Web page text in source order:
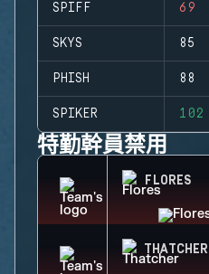
SPIFF 69
SKYS 85
PHISH 88
SPIKER 102
特勤幹員禁用
FLORES
THATCHER